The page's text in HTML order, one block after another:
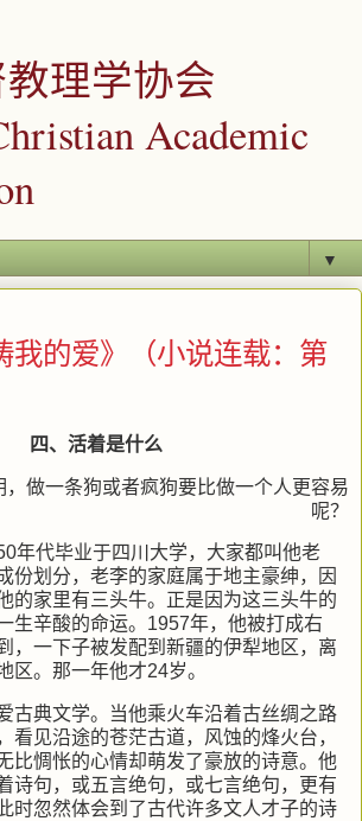
理学协会
Academic
▼
我的爱》（小说连载：第
四、活着是什么
，做一条狗或者疯狗要比做一个人更容易
呢？
年代毕业于四川大学，大家都叫他老
份划分，老李的家庭属于地主豪绅，因
的家里有三头牛。正是因为这三头牛的
生辛酸的命运。1957年，他被打成右
，一下子被发配到新疆的伊犁地区，离
区。那一年他才24岁。
古典文学。当他乘火车沿着古丝绸之路
看见沿途的苍茫古道，风蚀的烽火台，
比惆怅的心情却萌发了豪放的诗意。他
诗句，或五言绝句，或七言绝句，更有
时忽然体会到了古代许多文人才子的诗